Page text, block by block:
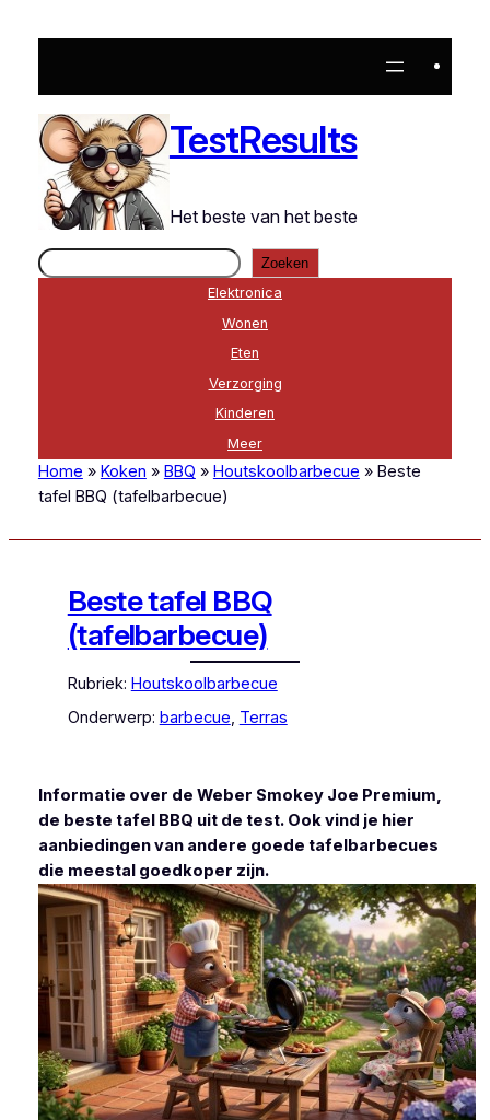
naar
inhoud
TestResults
Het beste van het beste
Zoeken
Zoeken
Elektronica
Wonen
Eten
Verzorging
Kinderen
Meer
Home » Koken » BBQ » Houtskoolbarbecue »Beste
tafel BBQ (tafelbarbecue)
Beste tafel BBQ
(tafelbarbecue)
Rubriek: Houtskoolbarbecue
Onderwerp: barbecue, Terras
Informatie over de Weber Smokey Joe Premium,
de beste tafel BBQ uit de test. Ook vind je hier
aanbiedingen van andere goede tafelbarbecues
die meestal goedkoper zijn.